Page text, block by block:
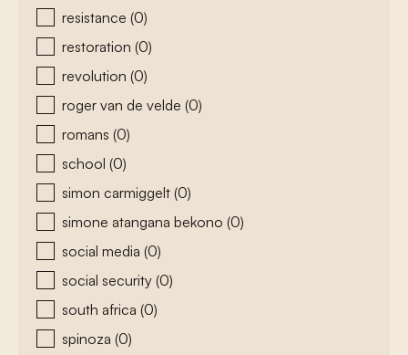
resistance (0)
restoration (0)
revolution (0)
roger van de velde (0)
romans (0)
school (0)
simon carmiggelt (0)
simone atangana bekono (0)
social media (0)
social security (0)
south africa (0)
spinoza (0)